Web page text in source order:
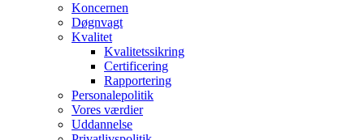
Koncernen
Døgnvagt
Kvalitet
Kvalitetssikring
Certificering
Rapportering
Personalepolitik
Vores værdier
Uddannelse